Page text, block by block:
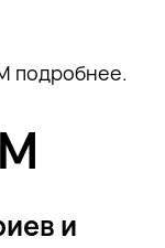
подробнее.
и
—
—
с вами в
—